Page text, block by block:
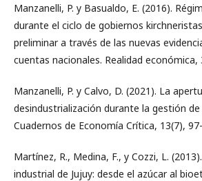
Manzanelli, P. y Basualdo, E. (2016).
durante el ciclo de gobiernos
preliminar a través de las nuevas
cuentas nacionales. Realidad económica,
Manzanelli, P. y Calvo, D. (2021). La
desindustrialización durante la gestión de
Cuadernos de Economía Crítica, 13(7),
Martínez, R., Medina, F., y Cozzi, L.
industrial de Jujuy: desde el azúcar al